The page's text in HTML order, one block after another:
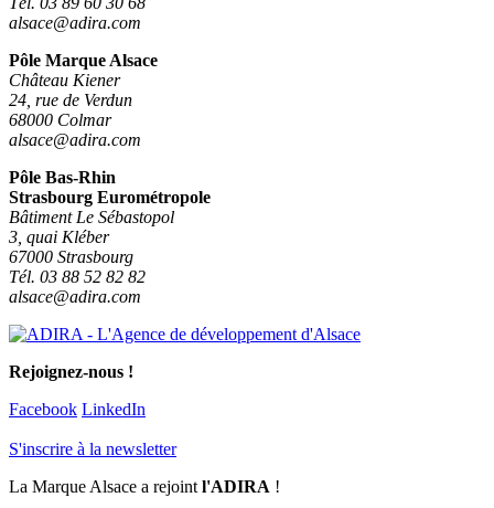
alsace@adira.com
Pôle Marque Alsace
Château Kiener
24, rue de Verdun
68000 Colmar
alsace@adira.com
Pôle Bas-Rhin
Strasbourg Eurométropole
Bâtiment Le Sébastopol
3, quai Kléber
67000 Strasbourg
Tél. 03 88 52 82 82
alsace@adira.com
Rejoignez-nous !
Facebook LinkedIn
S'inscrire à la newsletter
La Marque Alsace a rejoint l'ADIRA !